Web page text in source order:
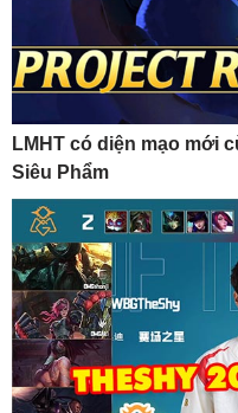
LMHT có diện mạo mới
Siêu Phẩm